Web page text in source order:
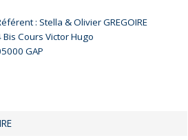
: Stella & Olivier GREGOIRE
Bis Cours Victor Hugo
GAP